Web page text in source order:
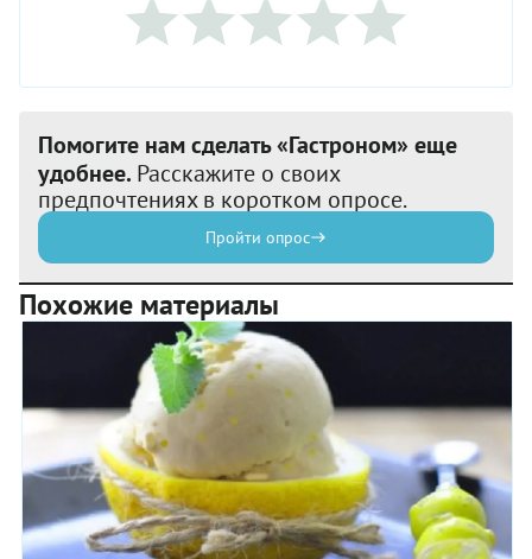
Помогите нам сделать «Гастроном» еще
удобнее. Расскажите о своих
предпочтениях в коротком опросе.
Пройти опрос
Похожие материалы